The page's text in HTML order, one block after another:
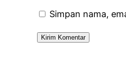
Simpan nama,